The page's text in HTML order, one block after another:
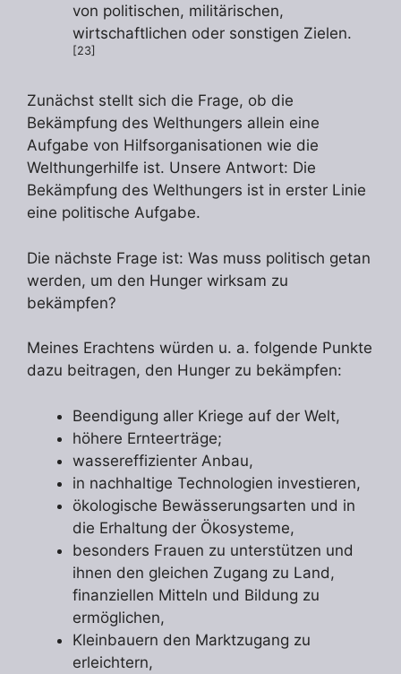
von politischen, militärischen,
wirtschaftlichen oder sonstigen Zielen.
[23]
Zunächst stellt sich die Frage, ob die
Bekämpfung des Welthungers allein eine
Aufgabe von Hilfsorganisationen wie die
Welthungerhilfe ist. Unsere Antwort: Die
Bekämpfung des Welthungers ist in erster Linie
eine politische Aufgabe.
Die nächste Frage ist: Was muss politisch getan
werden, um den Hunger wirksam zu
bekämpfen?
Meines Erachtens würden u. a. folgende Punkte
dazu beitragen, den Hunger zu bekämpfen:
Beendigung aller Kriege auf der Welt,
höhere Ernteerträge;
wassereffizienter Anbau,
in nachhaltige Technologien investieren,
ökologische Bewässerungsarten und in
die Erhaltung der Ökosysteme,
besonders Frauen zu unterstützen und
ihnen den gleichen Zugang zu Land,
finanziellen Mitteln und Bildung zu
ermöglichen,
Kleinbauern den Marktzugang zu
erleichtern,